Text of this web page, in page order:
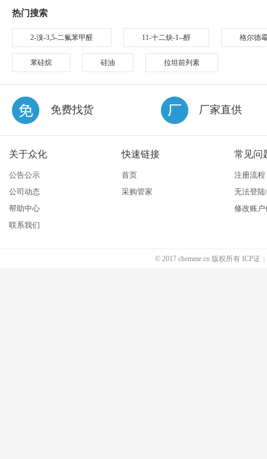
热门搜索
2-溴-3,5-二氟苯甲醛 11-十二炔-1--醇 格尔德
苯硅烷 硅油 拉坦前列素
免费找货 厂家直供
关于众化
公告公示
公司动态
帮助中心
联系我们
快速链接
首页
采购管家
常见问
注册流程
无法登
修改账户
© 2017 chemme.cn 版权所有 ICP证：